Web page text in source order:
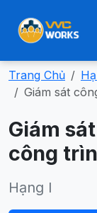
Trang Chủ
Giám sát
Giám
công
Hạng I